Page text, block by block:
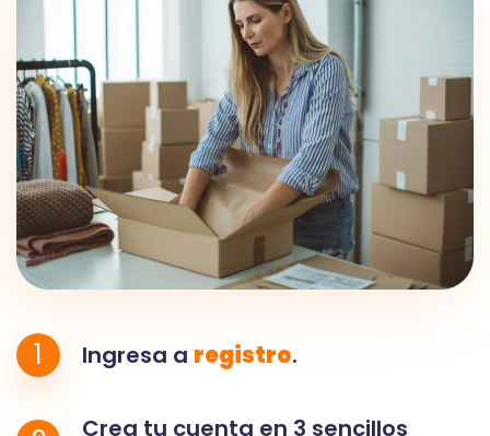
1 Ingresa a registro.
Crea tu cuenta en 3 sencillos